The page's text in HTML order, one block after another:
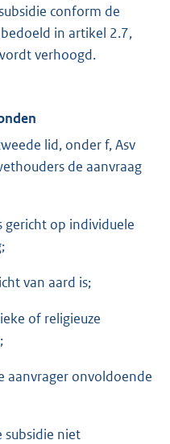
conform de
in artikel 2.7,
verhoogd.
lid, onder f, Asv
de aanvraag
op individuele
van aard is;
of religieuze
aanvrager onvoldoende
subsidie niet